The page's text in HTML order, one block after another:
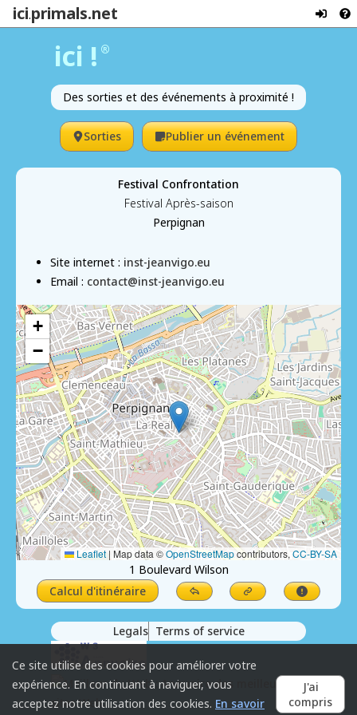
ici.primals.net
ici ! ®
Des sorties et des événements à proximité !
Sorties Publier un événement
Festival Confrontation
Festival Après-saison
Perpignan
Site internet : inst-jeanvigo.eu
Email : contact@inst-jeanvigo.eu
+
−
Leaflet | Map data ©OpenStreetMapcontributors, CC-BY-SA
1 Boulevard Wilson
Calcul d'itinéraire
Legals Terms of service
Ce site utilise des cookies pour améliorer votre
expérience. En continuant à naviguer, vous
acceptez notre utilisation des cookies. En savoir
J'ai
compris